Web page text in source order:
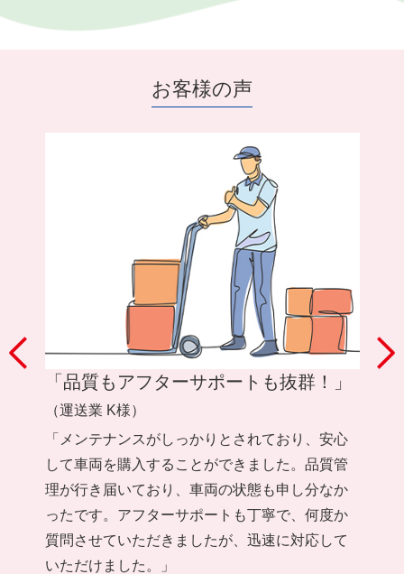
お客様の声
「品質もアフターサポートも抜群！」
（運送業 K様）
「メンテナンスがしっかりとされており、安心
して車両を購入することができました。品質管
理が行き届いており、車両の状態も申し分なか
ったです。アフターサポートも丁寧で、何度か
質問させていただきましたが、迅速に対応して
いただけました。」